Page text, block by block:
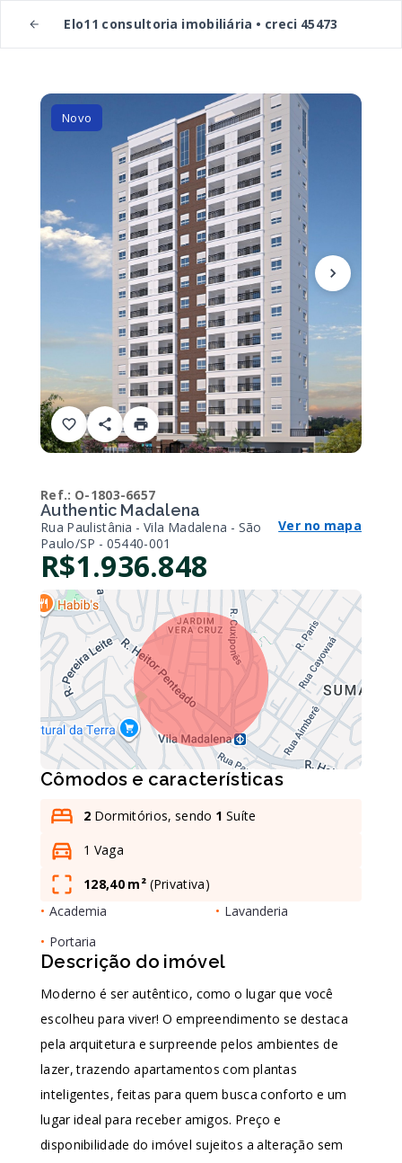
Elo11 consultoria imobiliária • creci 45473
Novo
Ref.: O-1803-6657
Authentic Madalena
Rua Paulistânia - Vila Madalena - São
Paulo/SP - 05440-001
Ver no mapa
R$1.936.848
Cômodos e características
2 Dormitórios, sendo 1 Suíte
1 Vaga
128,40 m² (Privativa)
• Academia • Lavanderia
• Portaria
Descrição do imóvel
Moderno é ser autêntico, como o lugar que você
escolheu para viver! O empreendimento se destaca
pela arquitetura e surpreende pelos ambientes de
lazer, trazendo apartamentos com plantas
inteligentes, feitas para quem busca conforto e um
lugar ideal para receber amigos. Preço e
disponibilidade do imóvel sujeitos a alteração sem